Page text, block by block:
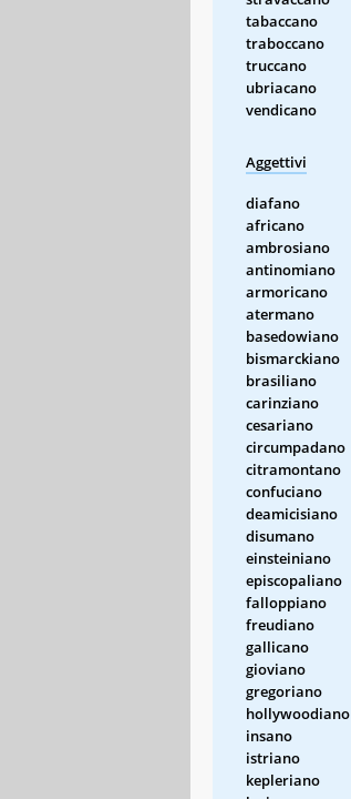
tabaccano
traboccano
truccano
ubriacano
vendicano
Aggettivi
diafano
africano
ambrosiano
antinomiano
armoricano
atermano
basedowiano
bismarckiano
brasiliano
carinziano
cesariano
circumpadano
citramontano
confuciano
deamicisiano
disumano
einsteiniano
episcopaliano
falloppiano
freudiano
gallicano
gioviano
gregoriano
hollywoodiano
insano
istriano
kepleriano